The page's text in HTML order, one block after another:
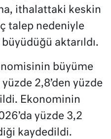
ithalattaki keskin
talep nedeniyle
aktarıldı.
büyüme
2,8’den yüzde
Ekonominin
yüzde 3,2
kaydedildi.